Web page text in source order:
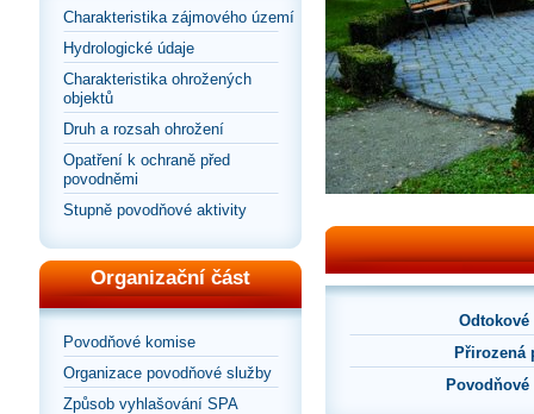
Charakteristika zájmového území
Hydrologické údaje
Charakteristika ohrožených
objektů
Druh a rozsah ohrožení
Opatření k ochraně před
povodněmi
Stupně povodňové aktivity
Organizační část
Povodňové komise
Organizace povodňové služby
Způsob vyhlašování SPA
Odtokové
Přirozená